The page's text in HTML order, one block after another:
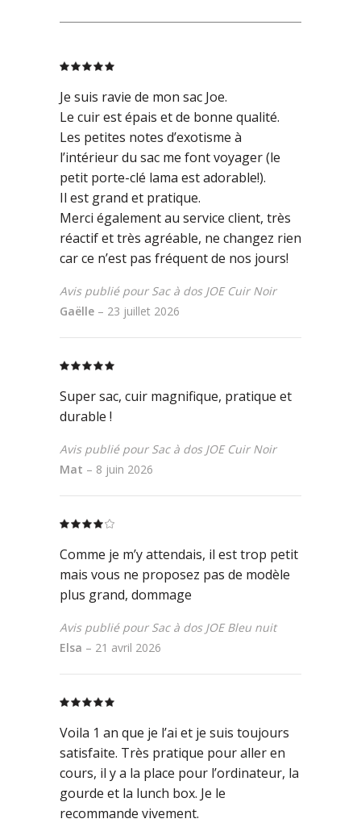
Je suis ravie de mon sac Joe.
Le cuir est épais et de bonne qualité.
Les petites notes d’exotisme à
l’intérieur du sac me font voyager (le
petit porte-clé lama est adorable!).
Il est grand et pratique.
Merci également au service client, très
réactif et très agréable, ne changez rien
car ce n’est pas fréquent de nos jours!
Avis publié pour Sac à dos JOE Cuir Noir
Gaëlle – 23 juillet 2026
Super sac, cuir magnifique, pratique et
durable !
Avis publié pour Sac à dos JOE Cuir Noir
Mat – 8 juin 2026
of 5
Comme je m’y attendais, il est trop petit
mais vous ne proposez pas de modèle
plus grand, dommage
Avis publié pour Sac à dos JOE Bleu nuit
Elsa – 21 avril 2026
Voila 1 an que je l’ai et je suis toujours
satisfaite. Très pratique pour aller en
cours, il y a la place pour l’ordinateur, la
gourde et la lunch box. Je le
recommande vivement.